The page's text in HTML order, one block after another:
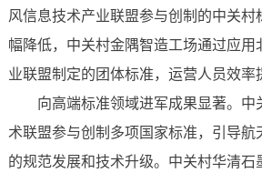
风信息技术产业联盟参与创制的中关村
幅降低，中关村金隅智造工场通过应用
业联盟制定的团体标准，运营人员效率
向高端标准领域进军成果显著。中
术联盟参与创制多项国家标准，引导航
的规范发展和技术升级。中关村华清石